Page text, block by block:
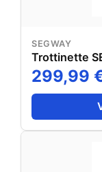
SEGWAY
Trottinette
299,99